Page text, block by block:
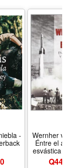
-
Wernher von
Éntre el
esvástica -
Q444.00